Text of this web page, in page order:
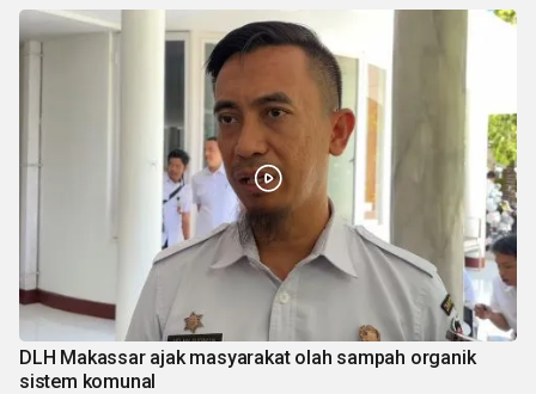
DLH Makassar ajak masyarakat olah sampah organik
sistem komunal